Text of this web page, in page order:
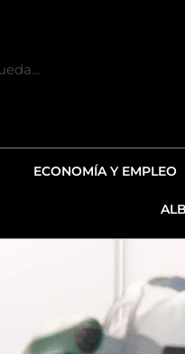
ECONOMÍA Y EMPLEO